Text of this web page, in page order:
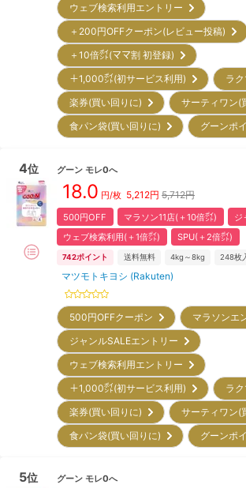
ウェブ検索利用エントリー
＋200円OFFクーポン(レビュー投稿)
＋10倍㌽(ママ割 初登録)
＋1,000㌽(初サービス利用)
ラ
楽券(買い回りに)
サーティワン
食パン袋(買い回りに)
グーンポ
4位 グーン モレ0へ
18.0 円/枚 5,212円 5,712円
500円OFF マラソン11店(＋10倍㌽)
ジ
ウェブ検索利用(＋1倍㌽)
SPU(＋2倍㌽)
742ポイント 送料無料 4kg～8kg 248枚
マツモトキヨシ (Rakuten)
500円OFFクーポン
マラソン
ジャンルSALEエントリー
ウェブ検索利用エントリー
＋1,000㌽(初サービス利用)
ラ
楽券(買い回りに)
サーティワン
食パン袋(買い回りに)
グーンポ
5位 グーン モレ0へ